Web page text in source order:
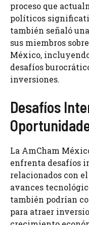
proceso que
políticos
también señaló
sus miembros
México,
desafíos
inversiones.
Desafíos
La AmCham
enfrenta desafíos
relacionados con
avances
también podrían
para atraer